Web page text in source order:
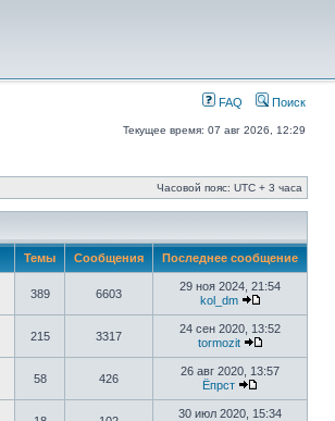
FAQ Поиск
Текущее время: 07 авг 2026, 12:29
Часовой пояс: UTC + 3 часа
Темы Сообщения Последнее сообщение
389 6603
29 ноя 2024, 21:54
kol_dm
215 3317
24 сен 2020, 13:52
tormozit
58 426
26 авг 2020, 13:57
Ёпрст
30 июл 2020, 15:34